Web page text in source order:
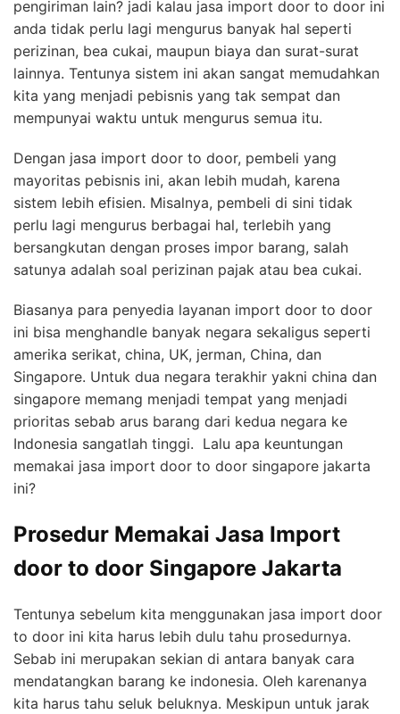
pengiriman lain? jadi kalau jasa import door to door ini
anda tidak perlu lagi mengurus banyak hal seperti
perizinan, bea cukai, maupun biaya dan surat-surat
lainnya. Tentunya sistem ini akan sangat memudahkan
kita yang menjadi pebisnis yang tak sempat dan
mempunyai waktu untuk mengurus semua itu.
Dengan jasa import door to door, pembeli yang
mayoritas pebisnis ini, akan lebih mudah, karena
sistem lebih efisien. Misalnya, pembeli di sini tidak
perlu lagi mengurus berbagai hal, terlebih yang
bersangkutan dengan proses impor barang, salah
satunya adalah soal perizinan pajak atau bea cukai.
Biasanya para penyedia layanan import door to door
ini bisa menghandle banyak negara sekaligus seperti
amerika serikat, china, UK, jerman, China, dan
Singapore. Untuk dua negara terakhir yakni china dan
singapore memang menjadi tempat yang menjadi
prioritas sebab arus barang dari kedua negara ke
Indonesia sangatlah tinggi. Lalu apa keuntungan
memakai jasa import door to door singapore jakarta
ini?
Prosedur Memakai Jasa Import
door to door Singapore Jakarta
Tentunya sebelum kita menggunakan jasa import door
to door ini kita harus lebih dulu tahu prosedurnya.
Sebab ini merupakan sekian di antara banyak cara
mendatangkan barang ke indonesia. Oleh karenanya
kita harus tahu seluk beluknya. Meskipun untuk jarak